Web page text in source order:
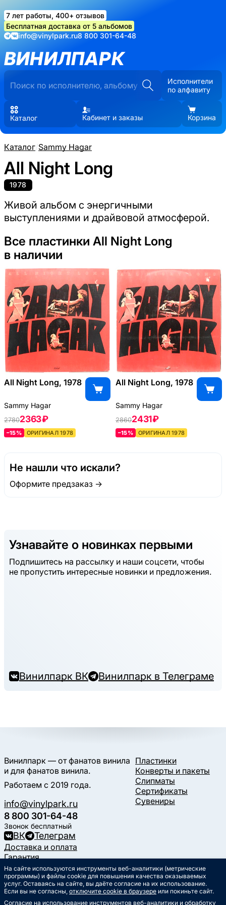
7 лет работы, 400+ отзывов
Бесплатная доставка от 5 альбомов
info@vinylpark.ru8 800 301-64-48
ВИНИЛПАРК
Исполнители
по алфавиту
Каталог Кабинет и заказы Корзина
Каталог/Sammy Hagar
All Night Long
1978
Живой альбом с энергичными
выступлениями и драйвовой атмосферой.
Все пластинки All Night Long
в наличии
All Night Long, 1978
Sammy Hagar
27802363 ₽
–15% ОРИГИНАЛ 1978
All Night Long, 1978
Sammy Hagar
28602431 ₽
–15% ОРИГИНАЛ 1978
Не нашли что искали?
Оформите предзаказ →
Узнавайте о новинках первыми
Подпишитесь на рассылку и наши соцсети, чтобы
не пропустить интересные новинки и предложения.
Винилпарк ВК Винилпарк в Телеграме
Винилпарк — от фанатов винила
и для фанатов винила.
Работаем с 2019 года.
info@vinylpark.ru
8 800 301-64-48
Звонок бесплатный
ВК Телеграм
Пластинки
Конверты и пакеты
Слипматы
Сертификаты
Сувениры
Доставка и оплата
Гарантия
Контакты
Статьи
Музыкальный календарь
Документы
На сайте используются инструменты веб-аналитики (метрические
программы) и файлы cookie для повышения качества оказываемых
услуг. Оставаясь на сайте, вы даёте согласие на их использование.
Если вы не согласны, отключите cookie в браузере или покиньте сайт.
Согласие на использование инструментов веб-аналитики и обработку